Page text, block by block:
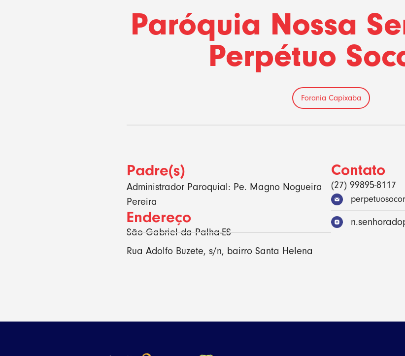
Paróquia Nossa
Perpétuo
Forania Capixaba
Padre(s)
Administrador Paroquial: Pe. Magno Nogueira
Pereira
Endereço
São Gabriel da Palha-ES
Rua Adolfo Buzete, s/n, bairro Santa Helena
Contato
(27) 99895-8117